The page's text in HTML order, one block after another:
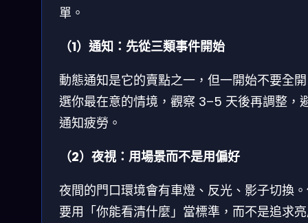
單。
（1）通知：先從三類事件開始
動態通知是它的賣點之一，但一開始不要全
選你最在意的情境，觀察 3–5 天後再調整，
通知疲勞。
（2）夜視：用場景而不是用偏好
夜間的門口環境會有車燈、反光、影子切換
要用「你能看清什麼」當標準，而不是追求